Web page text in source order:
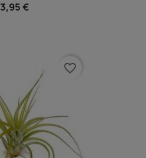
3,95 €
favorite_border